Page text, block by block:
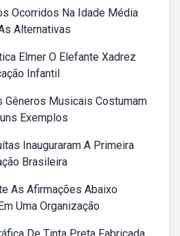
Ocorridos Na Idade Média
Alternativas
Elmer O Elefante Xadrez
Infantil
Gêneros Musicais Costumam
Exemplos
Inauguraram A Primeira
Brasileira
As Afirmações Abaixo
Uma Organização